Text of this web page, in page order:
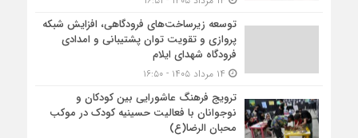
توسعه زیرساخت‌های فرودگاهی، افزایش شبکه
پروازی و تقویت توان پشتیبانی و امدادی
فرودگاه شهدای ایلام
ترویج فرهنگ عاشورایی بین کودکان و
نوجوانان با فعالیت حسینیه کودک در موکب
محبان الرضا(ع)